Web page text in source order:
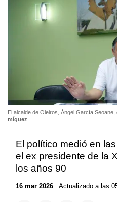
El alcalde de Oleiros, Ángel García
míguez
El político medió en
el ex presidente de la
los años 90
16 mar 2026 . Actualizado a las